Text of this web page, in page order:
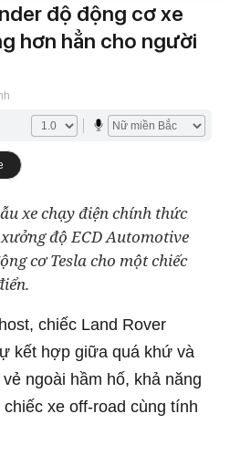
độ động cơ xe
hơn hẳn cho người
xe chạy điện chính thức
độ ECD Automotive
cơ Tesla cho một chiếc
chiếc Land Rover
kết hợp giữa quá khứ và
ngoài hầm hố, khả năng
xe off-road cùng tính